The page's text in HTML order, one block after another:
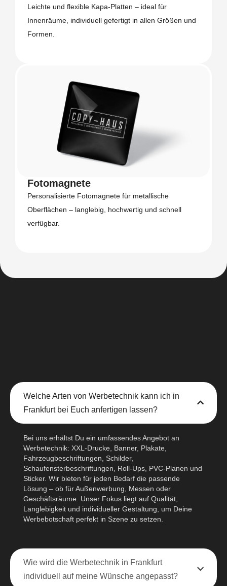
Leichte und flexible Kapa-Platten – ideal für
Innenräume, individuell gefertigt in allen Größen und
Formen.
Fotomagnete
Personalisierte Fotomagnete für metallische
Oberflächen – langlebig, hochwertig und schnell
verfügbar.
Welche Arten von Werbetechnik kann ich in
Frankfurt bei Euch anfertigen lassen?
Bei uns erhältst Du ein umfassendes Angebot an
Werbetechnik: XXL-Drucke, Banner, Plakate,
Fahrzeugbeschriftungen, Schilder,
Schaufensterbeschriftungen, Roll-Ups, PVC-Planen und
Sticker. Wir bieten für jeden Bedarf die passende
Lösung – ob für Außenwerbung, Messen oder
Geschäftsräume. Unser Fokus liegt auf Qualität,
Langlebigkeit und individueller Gestaltung, um Deine
Werbebotschaft perfekt in Szene zu setzen.
Wie wird die Werbetechnik in Frankfurt
individuell auf meine Wünsche angepasst?